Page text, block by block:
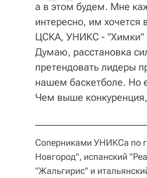
а в этом будем. Мне
интересно, им
ЦСКА, УНИКС - "Химки"
Думаю, расстановка
претендовать лидеры
нашем баскетболе. Но
Чем выше
Соперниками УНИКСа по
Новгород", испанский
"Жальгирис" и